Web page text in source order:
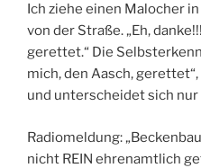
Ich ziehe einen Malocher
von der Straße. „Eh,
gerettet.“ Die
mich, den Aasch,
und unterscheidet sich
Radiomeldung:
nicht REIN ehrenamtlich